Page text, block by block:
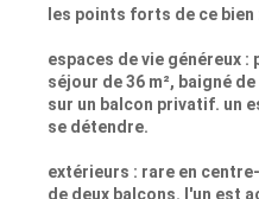
les points forts de ce bien
espaces de vie généreux
séjour de 36 m², baigné
sur un balcon privatif. un
se détendre.
extérieurs : rare en
de deux balcons. l'un est